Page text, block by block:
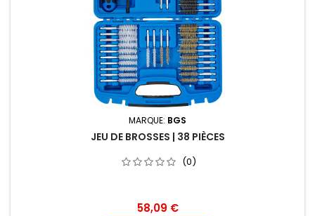
MARQUE: BGS
JEU DE BROSSES | 38 PIÈCES
(0)
58,09 €